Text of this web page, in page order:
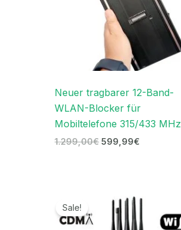
Neuer tragbarer 12-Band-
WLAN-Blocker für
Mobiltelefone 315/433 MHz
1.299,00€ 599,99€
Sale!
Preis
999,00€
Preis
ist:
489,99€.